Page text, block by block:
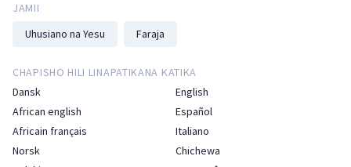
JAMII
Uhusiano na Yesu
Faraja
CHAPISHO HILI LINAPATIKANA KATIKA
Dansk
English
African english
Español
Africain français
Italiano
Norsk
Chichewa